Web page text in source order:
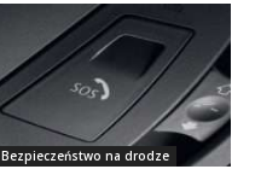
Bezpieczeństwo na drodze